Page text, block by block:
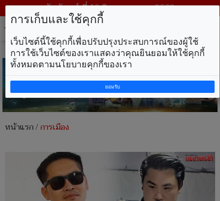
วันจันทร์ ที่ 10 สิงหาคม พ.ศ. 2569
หน้าแรก/การเมือง
การเก็บและใช้คุกกี้
เว็บไซต์นี้ใช้คุกกี้เพื่อปรับปรุงประสบการณ์ของผู้ใช้
การใช้เว็บไซต์ของเราแสดงว่าคุณยินยอมให้ใช้คุกกี้
ทั้งหมดตามนโยบายคุกกี้ของเรา
ยอมรับ